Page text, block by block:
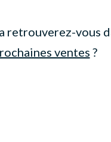
retrouverez-vous
ventes ?